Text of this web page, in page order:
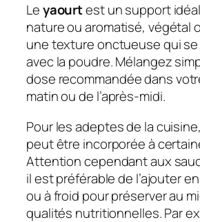
Leyaourtest un support
nature ou aromatisé, végétal
une texture onctueuse qui se
avec la poudre. Mélangez
dose recommandée dans
matin ou de l’après-midi.
Pour les adeptes de la
peut être incorporée à
Attention cependant aux
il est préférable de l’ajouter
ou à froid pour préserver au
qualités nutritionnelles. Par